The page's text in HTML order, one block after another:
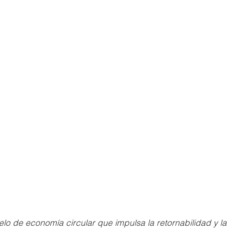
de economía circular que impulsa la retornabilidad y la